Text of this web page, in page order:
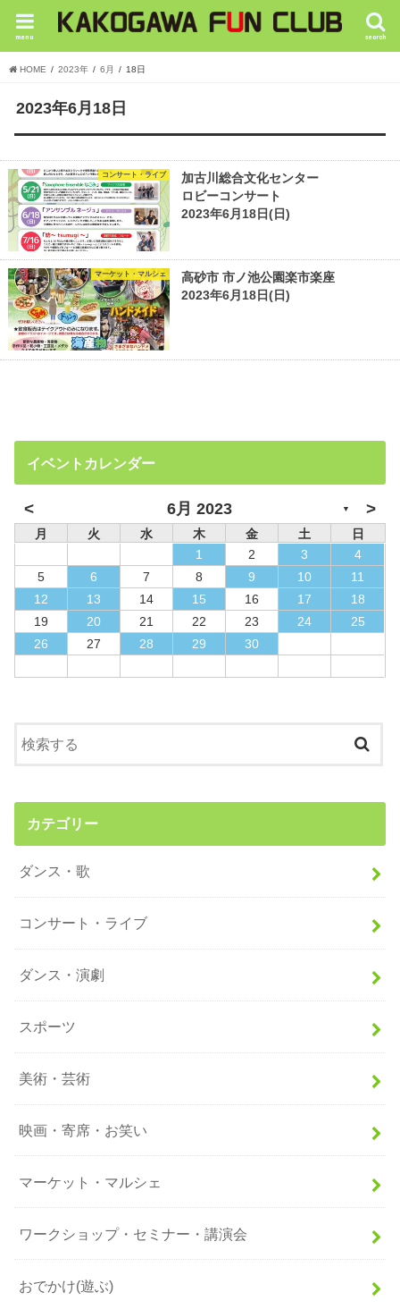
search
menu
HOME 2023年 6月 18日
2023年6月18日
コンサート・ライブ
加古川総合文化センター
ロビーコンサート
2023年6月18日(日)
マーケット・マルシェ
高砂市 市ノ池公園楽市楽座
2023年6月18日(日)
イベントカレンダー
< 6月 2023 ▼ >
月 火 水 木 金 土
日
1
2 3
4
5
6 7 8 9 10
11
12
13 14 15 16 17
18
19
20 21 22 23 24
25
26
27 28 29 30
カテゴリー
ダンス・歌
コンサート・ライブ
ダンス・演劇
スポーツ
美術・芸術
映画・寄席・お笑い
マーケット・マルシェ
ワークショップ・セミナー・講演会
おでかけ(遊ぶ)